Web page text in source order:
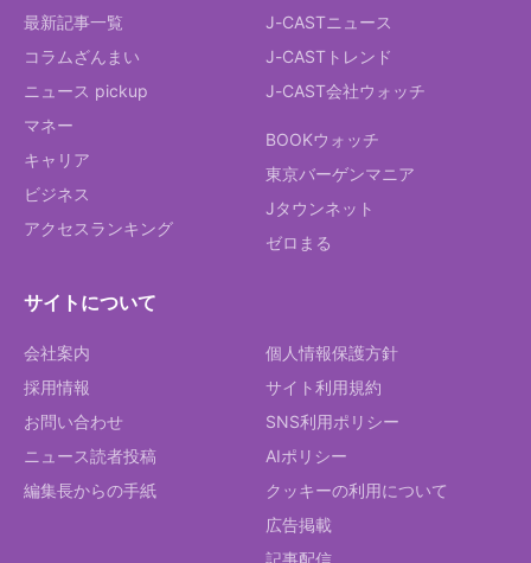
最新記事一覧
コラムざんまい
ニュース pickup
マネー
キャリア
ビジネス
アクセスランキング
J-CASTニュース
J-CASTトレンド
J-CAST会社ウォッチ
BOOKウォッチ
東京バーゲンマニア
Jタウンネット
ゼロまる
サイトについて
会社案内
採用情報
お問い合わせ
ニュース読者投稿
編集長からの手紙
個人情報保護方針
サイト利用規約
SNS利用ポリシー
AIポリシー
クッキーの利用について
広告掲載
記事配信